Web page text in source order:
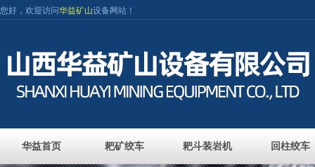
您好，欢迎访问华益矿山设备网站！
华益首页 耙矿绞车 耙斗装岩机 回柱绞车